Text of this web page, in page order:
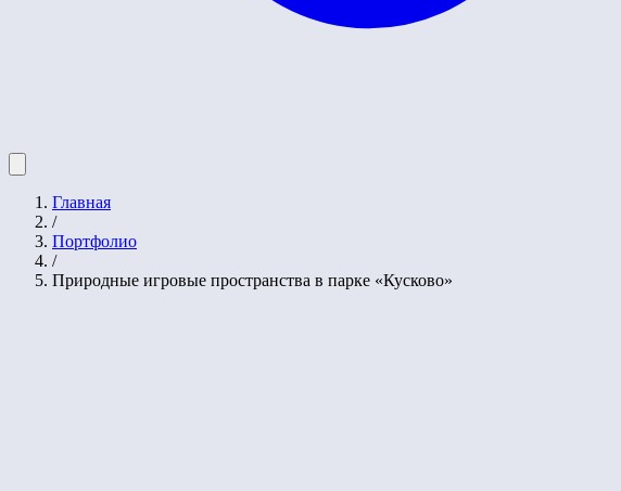
Главная
/
Портфолио
/
Природные игровые пространства в парке «Кусково»